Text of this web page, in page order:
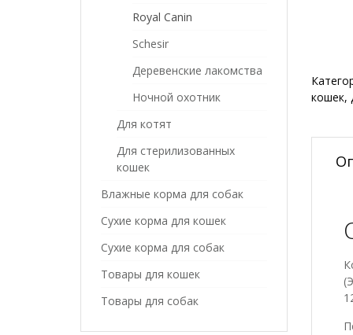
кошек,
Royal Canin
Schesir
Деревенские лакомства
Ночной охотник
Для котят
Для стерилизованных
кошек
Влажные корма для собак
Сухие корма для кошек
Сухие корма для собак
Товары для кошек
Товары для собак